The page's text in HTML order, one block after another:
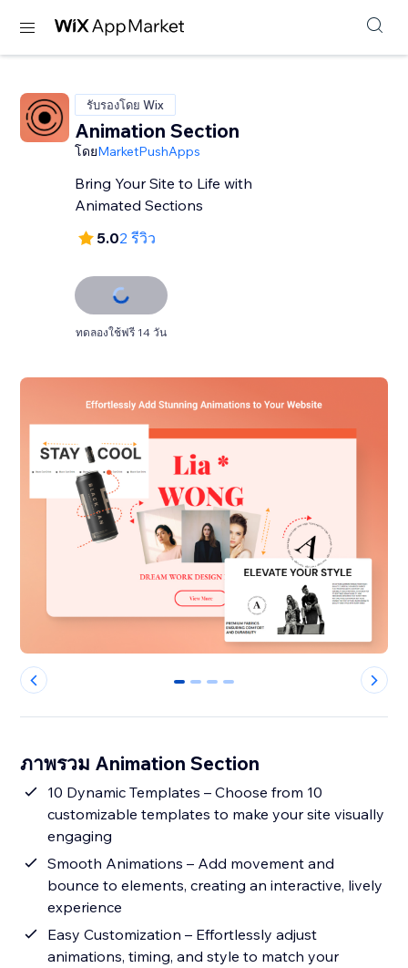
รับรองโดย Wix
Animation Section
โดยMarketPushApps
Bring Your Site to Life with
Animated Sections
5.02 รีวิว
ทดลองใช้ฟรี 14 วัน
0 1 2 3
ภาพรวม Animation Section
10 Dynamic Templates – Choose from 10
customizable templates to make your site visually
engaging
Smooth Animations – Add movement and
bounce to elements, creating an interactive, lively
experience
Easy Customization – Effortlessly adjust
animations, timing, and style to match your